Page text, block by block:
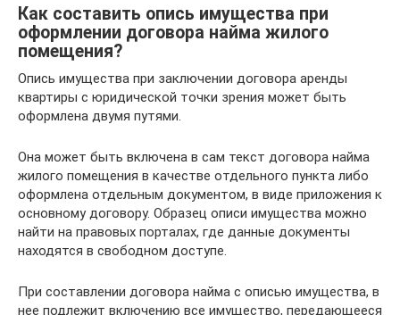
Как составить опись имущества при
оформлении договора найма жилого
помещения?
Опись имущества при заключении договора аренды
квартиры с юридической точки зрения может быть
оформлена двумя путями.
Она может быть включена в сам текст договора найма
жилого помещения в качестве отдельного пункта либо
оформлена отдельным документом, в виде приложения к
основному договору. Образец описи имущества можно
найти на правовых порталах, где данные документы
находятся в свободном доступе.
При составлении договора найма с описью имущества, в
нее подлежит включению все имущество, передающееся